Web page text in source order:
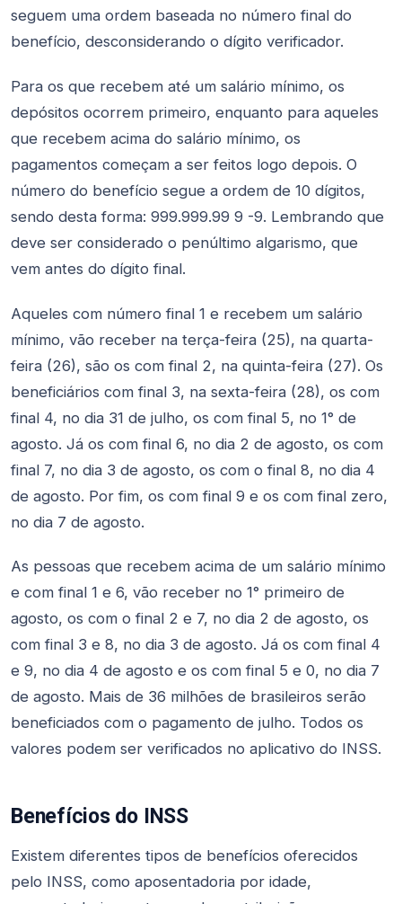
seguem uma ordem baseada no número final do
benefício, desconsiderando o dígito verificador.
Para os que recebem até um salário mínimo, os
depósitos ocorrem primeiro, enquanto para aqueles
que recebem acima do salário mínimo, os
pagamentos começam a ser feitos logo depois. O
número do benefício segue a ordem de 10 dígitos,
sendo desta forma: 999.999.99 9 -9. Lembrando que
deve ser considerado o penúltimo algarismo, que
vem antes do dígito final.
Aqueles com número final 1 e recebem um salário
mínimo, vão receber na terça-feira (25), na quarta-
feira (26), são os com final 2, na quinta-feira (27). Os
beneficiários com final 3, na sexta-feira (28), os com
final 4, no dia 31 de julho, os com final 5, no 1° de
agosto. Já os com final 6, no dia 2 de agosto, os com
final 7, no dia 3 de agosto, os com o final 8, no dia 4
de agosto. Por fim, os com final 9 e os com final zero,
no dia 7 de agosto.
As pessoas que recebem acima de um salário mínimo
e com final 1 e 6, vão receber no 1° primeiro de
agosto, os com o final 2 e 7, no dia 2 de agosto, os
com final 3 e 8, no dia 3 de agosto. Já os com final 4
e 9, no dia 4 de agosto e os com final 5 e 0, no dia 7
de agosto. Mais de 36 milhões de brasileiros serão
beneficiados com o pagamento de julho. Todos os
valores podem ser verificados no aplicativo do INSS.
Benefícios do INSS
Existem diferentes tipos de benefícios oferecidos
pelo INSS, como aposentadoria por idade,